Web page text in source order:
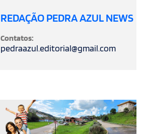
REDAÇÃO PEDRA AZUL NEWS
Contatos:
pedraazul.editorial@gmail.com